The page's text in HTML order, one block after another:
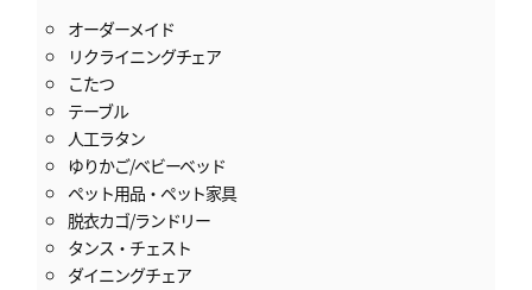
オーダーメイド
リクライニングチェア
こたつ
テーブル
人工ラタン
ゆりかご/ベビーベッド
ペット用品・ペット家具
脱衣カゴ/ランドリー
タンス・チェスト
ダイニングチェア